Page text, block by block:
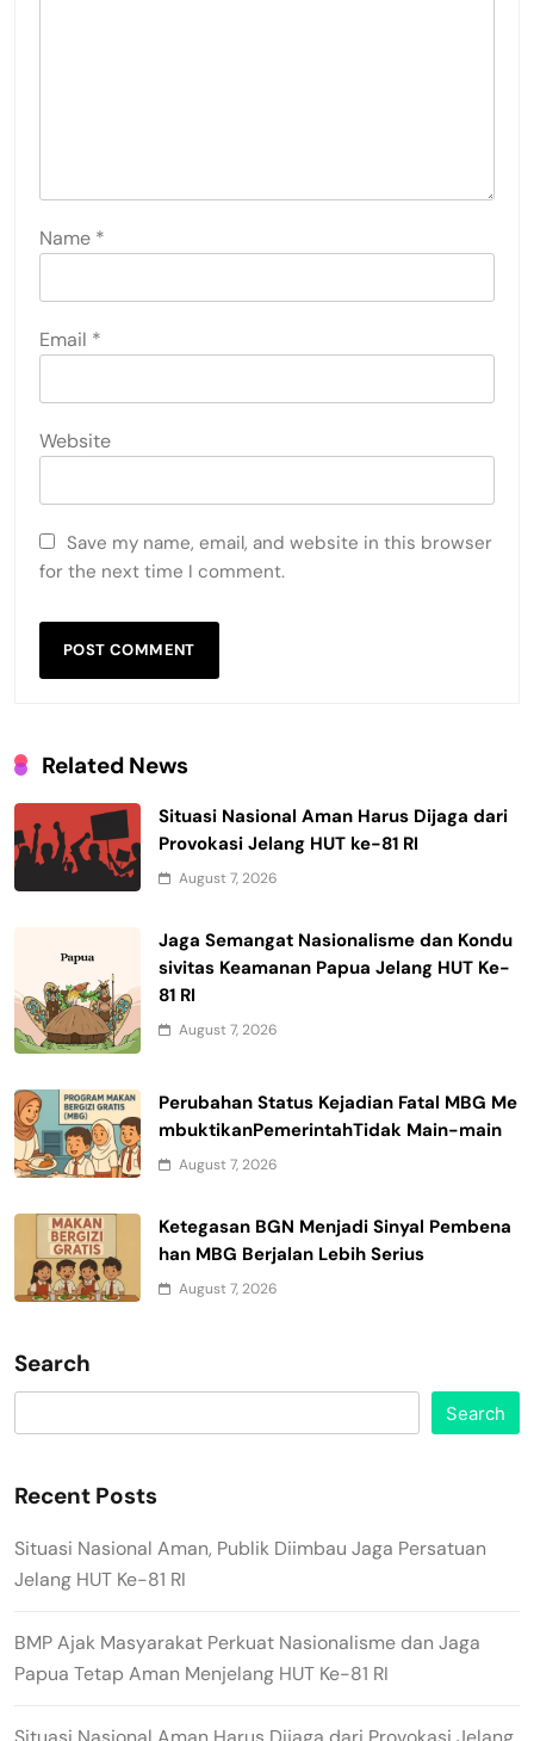
Name *
Email *
Website
Save my name, email, and website in this browser
for the next time I comment.
Related News
Situasi Nasional Aman Harus Dijaga dari
Provokasi Jelang HUT ke-81 RI
August 7, 2026
Jaga Semangat Nasionalisme dan Kondu
sivitas Keamanan Papua Jelang HUT Ke-
81 RI
August 7, 2026
Perubahan Status Kejadian Fatal MBG Me
mbuktikanPemerintahTidak Main-main
August 7, 2026
Ketegasan BGN Menjadi Sinyal Pembena
han MBG Berjalan Lebih Serius
August 7, 2026
Search
Search
Recent Posts
Situasi Nasional Aman, Publik Diimbau Jaga Persatuan
Jelang HUT Ke-81 RI
BMP Ajak Masyarakat Perkuat Nasionalisme dan Jaga
Papua Tetap Aman Menjelang HUT Ke-81 RI